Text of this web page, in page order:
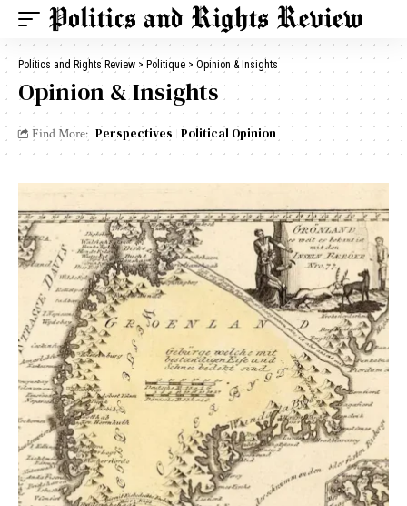
Politics and Rights Review > Politique > Opinion & Insights
Opinion & Insights
Find More: Perspectives Political Opinion